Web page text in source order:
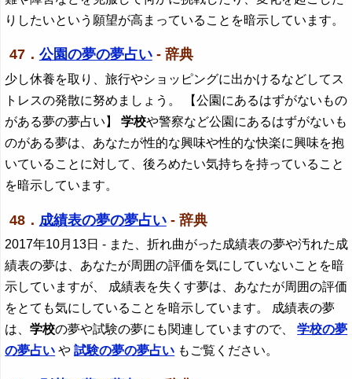
りしたいという願望が高まっていることを暗示しています。
47． 公園の夢の夢占い- 辞典
少し休養を取り、旅行やショッピングに出かけるなどしてス
トレスの発散に努めましょう。 【公園にあるはずがないもの
がある夢の夢占い】学校や警察など公園にあるはずがないも
のがある夢は、あなたが性的な興味や性的な快楽に興味を抱
いていることに対して、後ろめたい気持ちを持っていること
を暗示しています。
48． 成績表の夢の夢占い- 辞典
2017年10月13日 - また、折れ曲がった成績表の夢や汚れた成
績表の夢は、あなたが周囲の評価を気にしていないことを暗
示していますが、 成績表を失くす夢は、あなたが周囲の評価
をとても気にしていることを暗示しています。 成績表の夢
は、学校の夢や試験の夢にも関連していますので、学校の夢
の夢占い や試験の夢の夢占い もご覧ください。